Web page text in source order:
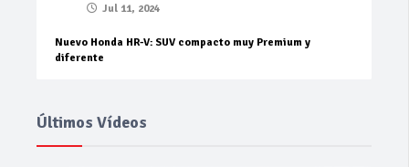
Jul 11, 2024
Nuevo Honda HR-V: SUV compacto muy Premium y
diferente
Últimos Vídeos